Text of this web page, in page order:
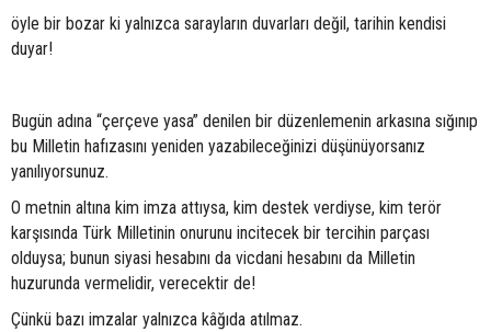
öyle bir bozar ki yalnızca sarayların duvarları değil, tarihin kendisi
duyar!
Bugün adına “çerçeve yasa” denilen bir düzenlemenin arkasına sığınıp
bu Milletin hafızasını yeniden yazabileceğinizi düşünüyorsanız
yanılıyorsunuz.
O metnin altına kim imza attıysa, kim destek verdiyse, kim terör
karşısında Türk Milletinin onurunu incitecek bir tercihin parçası
olduysa; bunun siyasi hesabını da vicdani hesabını da Milletin
huzurunda vermelidir, verecektir de!
Çünkü bazı imzalar yalnızca kâğıda atılmaz.